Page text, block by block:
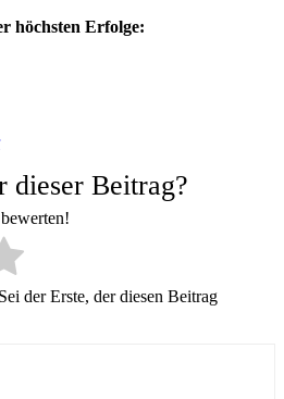
höchsten Erfolge:
Beitrag?
der Erste, der diesen Beitrag